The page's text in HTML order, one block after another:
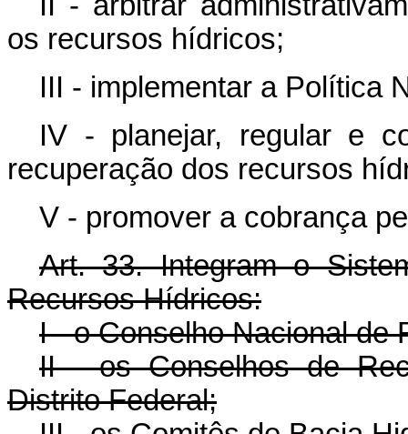
os recursos hídricos;
III - implementar a Política
IV - planejar, regular e
recuperação dos recursos
V - promover a cobrança
Art. 33. Integram o
Recursos Hídricos:
I - o Conselho Nacional de
II - os Conselhos de
Distrito Federal;